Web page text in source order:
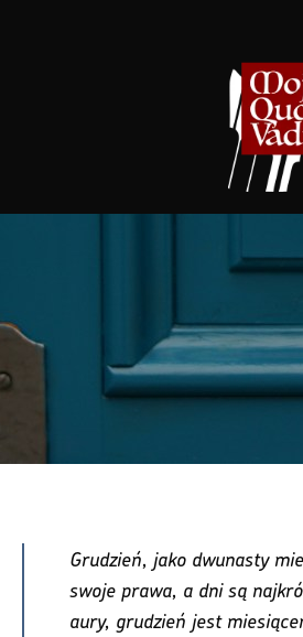
Grudzień, jako dwunasty
swoje prawa, a dni są
aury, grudzień jest